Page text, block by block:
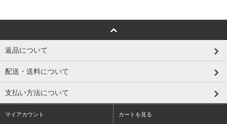
返品について
配送・送料について
支払い方法について
マイアカウント カートを見る